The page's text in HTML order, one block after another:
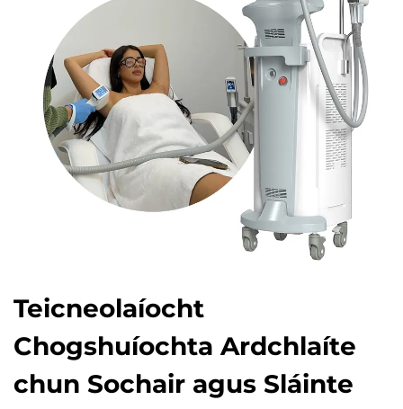
Teicneolaíocht
Chogshuíochta Ardchlaíte
chun Sochair agus Sláinte